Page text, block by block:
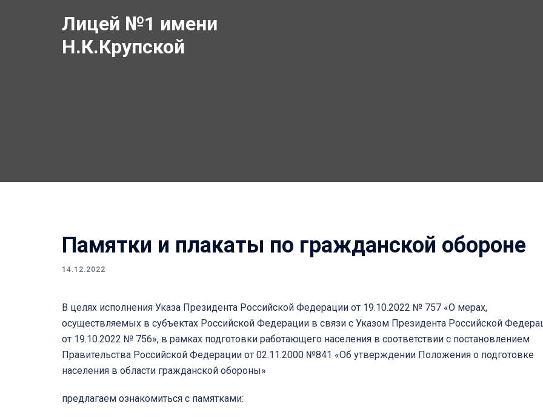
содержимому
Лицей №1 имени
Н.К.Крупской
Памятки и плакаты по гражданской обороне
14.12.2022
В целях исполнения Указа Президента Российской Федерации от 19.10.2022 № 757 «О мерах,
осуществляемых в субъектах Российской Федерации в связи с Указом Президента Российской
от 19.10.2022 № 756», в рамках подготовки работающего населения в соответствии с постановлением
Правительства Российской Федерации от 02.11.2000 №841 «Об утверждении Положения о подготовке
населения в области гражданской обороны»
предлагаем ознакомиться с памятками: